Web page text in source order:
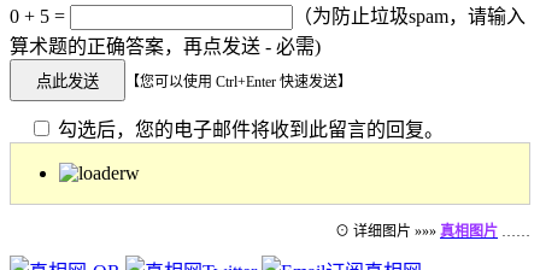
0 + 5 =
（为防止垃圾spam，请输入
算术题的正确答案，再点发送 - 必需)
【您可以使用 Ctrl+Enter 快速发送】
勾选后，您的电子邮件将收到此留言的回复。
⊙ 详细图片 »»» 真相图片 ……